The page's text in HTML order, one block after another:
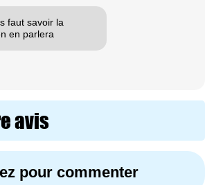
faut savoir la
en parlera
avis
pour commenter